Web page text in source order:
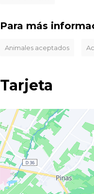
Para más
Animales aceptados
Tarjeta